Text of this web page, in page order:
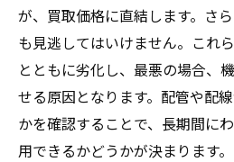
が、買取価格に直結します。さ
も見逃してはいけません。これ
とともに劣化し、最悪の場合、
せる原因となります。配管や配
かを確認することで、長期間に
用できるかどうかが決まります